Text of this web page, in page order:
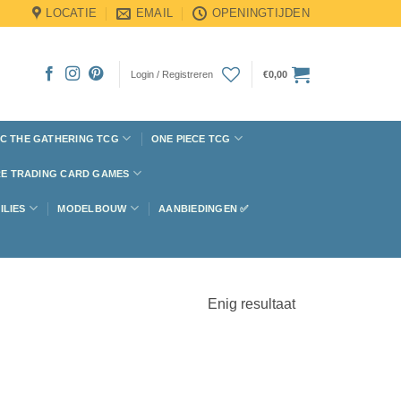
LOCATIE EMAIL OPENINGTIJDEN
Login / Registreren €0,00
THE GATHERING TCG ONE PIECE TCG
TRADING CARD GAMES
MODELBOUW AANBIEDINGEN ✅
Enig resultaat